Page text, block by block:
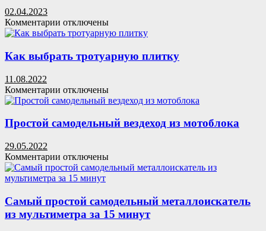
домашних
условиях
02.04.2023
Комментарии к
записи
станок
своими
двигателя
компрессора
холодильника
отключены
Как выбрать тротуарную плитку
11.08.2022
Комментарии к
записи
выбрать
тротуарную
отключены
Простой самодельный вездеход из мотоблока
29.05.2022
Комментарии к
записи
Простой
вездеход
из
мотоблока
отключены
Самый простой самодельный металлоискатель
из мультиметра за 15 минут